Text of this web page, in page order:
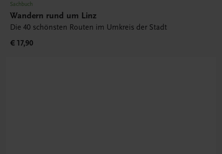
Sachbuch
Wandern rund um Linz
Die 40 schönsten Routen im Umkreis der Stadt
€ 17,90